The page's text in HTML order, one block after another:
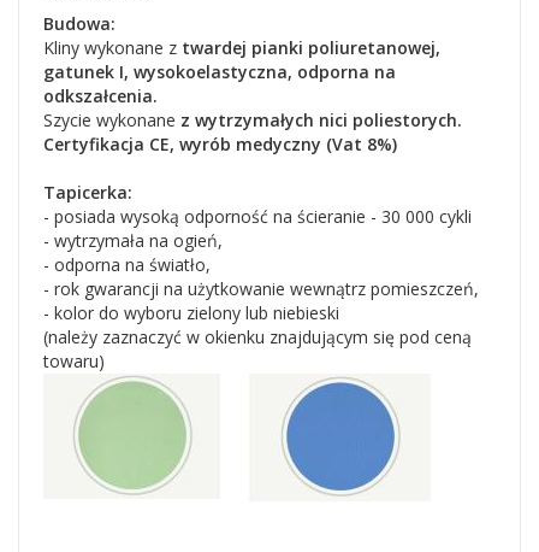
Budowa:
Kliny wykonane z twardej pianki poliuretanowej,
gatunek I, wysokoelastyczna, odporna na
odkszałcenia.
Szycie wykonane z wytrzymałych nici poliestorych.
Certyfikacja CE, wyrób medyczny (Vat 8%)
Tapicerka:
- posiada wysoką odporność na ścieranie - 30 000 cykli
- wytrzymała na ogień,
- odporna na światło,
- rok gwarancji na użytkowanie wewnątrz pomieszczeń,
- kolor do wyboru zielony lub niebieski
(należy zaznaczyć w okienku znajdującym się pod ceną
towaru)